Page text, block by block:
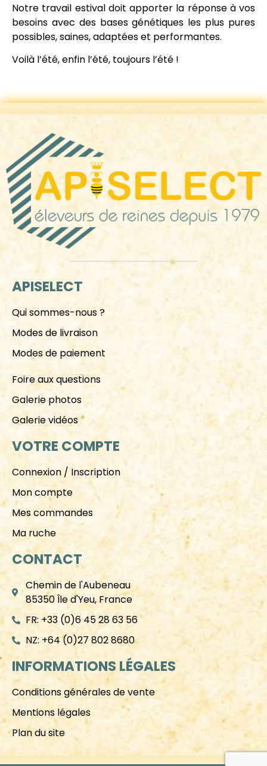
Notre travail estival doit apporter la réponse à vos
besoins avec des bases génétiques les plus pures
possibles, saines, adaptées et performantes.
Voilà l’été, enfin l’été, toujours l’été !
APISELECT
Qui sommes-nous ?
Modes de livraison
Modes de paiement
Foire aux questions
Galerie photos
Galerie vidéos
VOTRE COMPTE
Connexion / Inscription
Mon compte
Mes commandes
Ma ruche
CONTACT
Chemin de l'Aubeneau
85350 Île d'Yeu, France
FR: +33 (0)6 45 28 63 56
NZ: +64 (0)27 802 8680
INFORMATIONS LÉGALES
Conditions générales de vente
Mentions légales
Plan du site